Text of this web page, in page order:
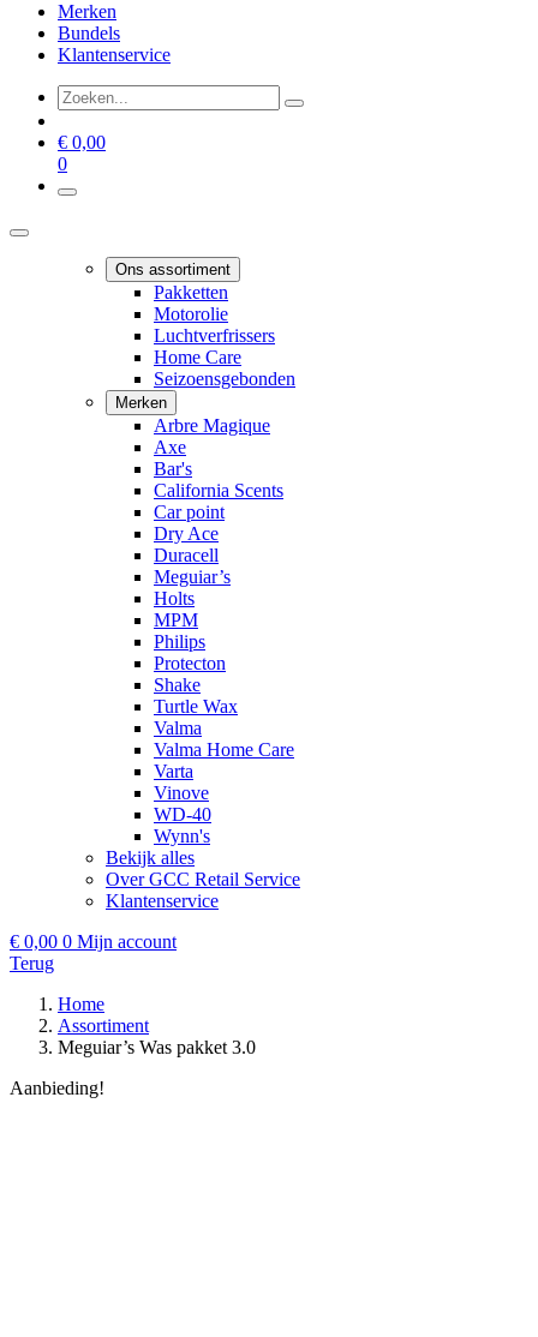
Merken
Bundels
Klantenservice
€ 0,00
0
Ons assortiment
Pakketten
Motorolie
Luchtverfrissers
Home Care
Seizoensgebonden
Merken
Arbre Magique
Axe
Bar's
California Scents
Car point
Dry Ace
Duracell
Meguiar’s
Holts
MPM
Philips
Protecton
Shake
Turtle Wax
Valma
Valma Home Care
Varta
Vinove
WD-40
Wynn's
Bekijk alles
Over GCC Retail Service
Klantenservice
€ 0,00 0 Mijn account
Terug
Home
Assortiment
Meguiar’s Was pakket 3.0
Aanbieding!